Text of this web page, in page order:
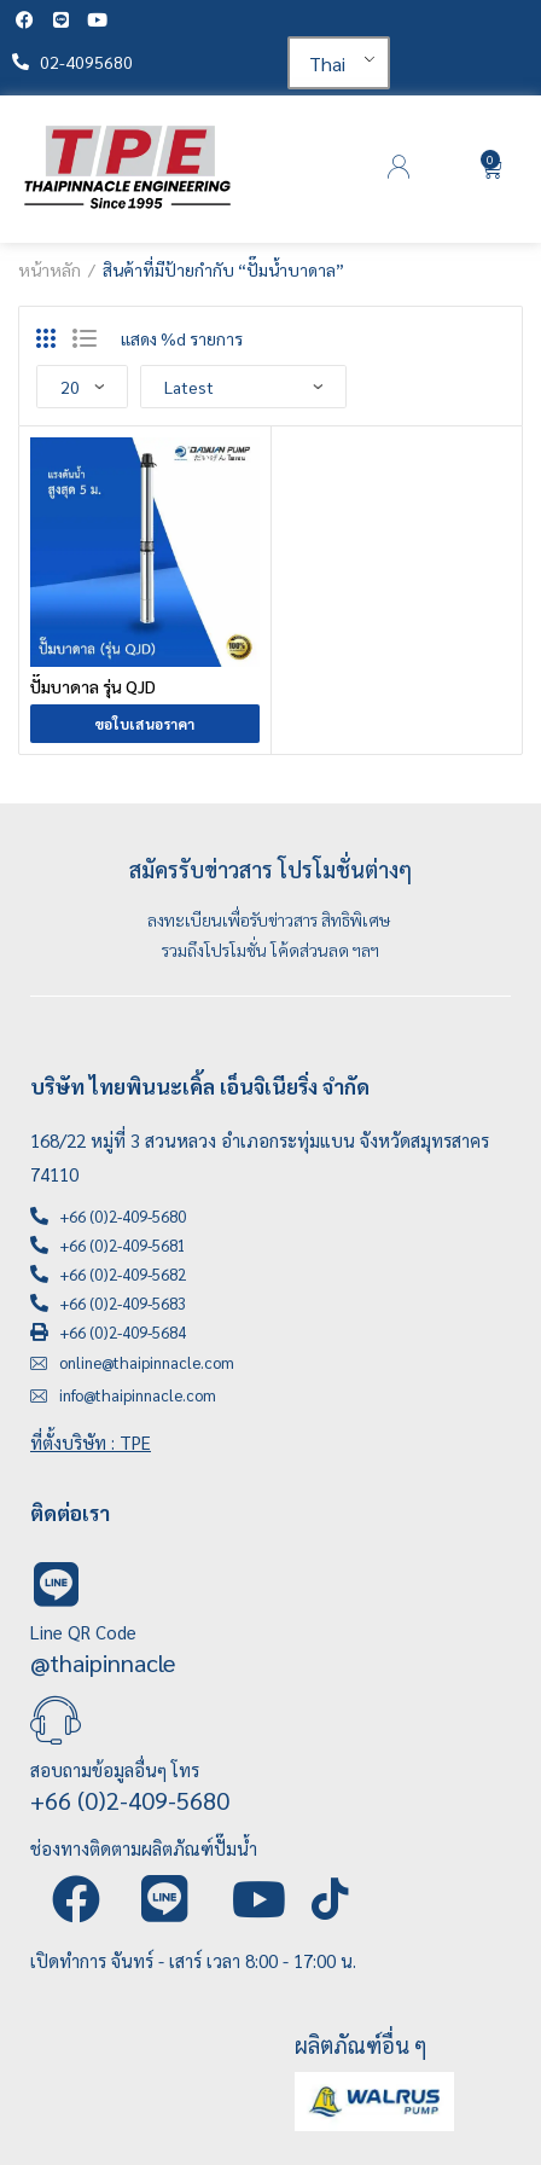
02-4095680 Thai
0
หน้าหลัก สินค้าที่มีป้ายกำกับ “ปั๊มน้ำบาดาล”
แสดง %d รายการ
ปั๊มบาดาล รุ่น QJD
ขอใบเสนอราคา
สมัครรับข่าวสาร โปรโมชั่นต่างๆ
ลงทะเบียนเพื่อรับข่าวสาร สิทธิพิเศษ
รวมถึงโปรโมชั่น โค้ดส่วนลด ฯลฯ
บริษัท ไทยพินนะเคิ้ล เอ็นจิเนียริ่ง จำกัด
168/22 หมู่ที่ 3 สวนหลวง อำเภอกระทุ่มแบน จังหวัดสมุทรสาคร
74110
+66 (0)2-409-5680
+66 (0)2-409-5681
+66 (0)2-409-5682
+66 (0)2-409-5683
+66 (0)2-409-5684
online@thaipinnacle.com
info@thaipinnacle.com
ที่ตั้งบริษัท : TPE
ติดต่อเรา
Line QR Code
@thaipinnacle
สอบถามข้อมูลอื่นๆ โทร
+66 (0)2-409-5680
ช่องทางติดตามผลิตภัณฑ์ปั๊มน้ำ
เปิดทำการ จันทร์ - เสาร์ เวลา 8:00 - 17:00 น.
ผลิตภัณฑ์อื่น ๆ